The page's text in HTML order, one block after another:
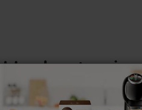
Hodnotenia